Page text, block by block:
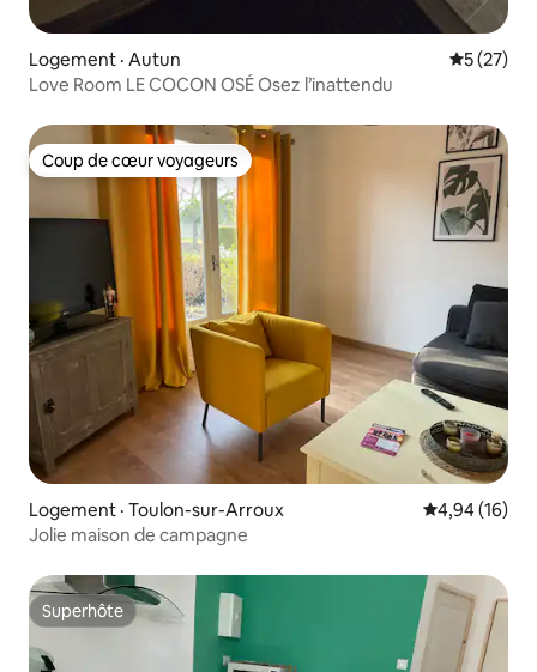
Logement · Autun Note
5 (27)
Love Room LE COCON OSÉ Osez l’inattendu
Coup de cœur voyageurs
Coup de cœur voyageurs
Logement · Toulon-sur-Arroux Note
4,94 (16)
Jolie maison de campagne
Superhôte
Superhôte